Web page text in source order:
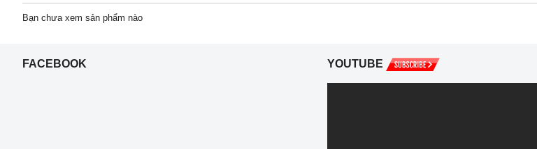
Bạn chưa xem sản phẩm nào
FACEBOOK YOUTUBE